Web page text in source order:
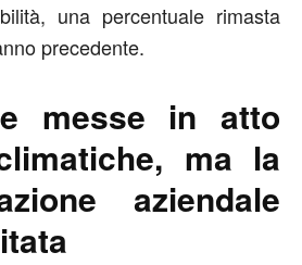
una percentuale rimasta
precedente.
messe in atto
ma la
aziendale